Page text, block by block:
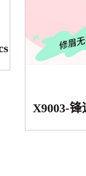
X9003-锋